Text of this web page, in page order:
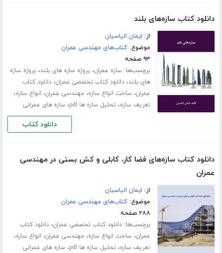
دانلود کتاب سازه‌های بلند
از: ایمان الیاسیان
موضوع:کتاب‌های مهندسی عمران
۹۳ صفحه
برچسب‌ها: سازه عمران، پروژه سازه های بلند، پروژه سازه
های بلند،دانلود کتاب تخصصی عمران،دانلود کتاب
عمران، ساخت انواع سازه، مهندسی عمران، انواع سازه،
تعریف سازه، تحلیل سازه ها pdf ، سازه های عمرانی
دانلود کتاب
دانلود کتاب سازه‌های فضا کار، کابلی و کش بستی در مهندسی
عمران
از: ایمان الیاسیان
موضوع:کتاب‌های مهندسی عمران
۲۸۸ صفحه
برچسب‌ها:دانلود کتاب تخصصی عمران،دانلود کتاب
عمران، ساخت انواع سازه، مهندسی عمران، انواع سازه،
تعریف سازه، تحلیل سازه ها pdf ، سازه های عمرانی